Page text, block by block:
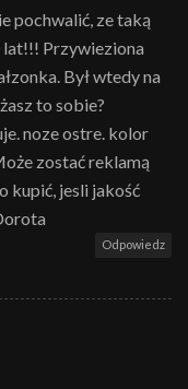
pochwalić, ze taką
Przywieziona
Był wtedy na
to sobie?
noze ostre. kolor
zostać reklamą
kupić, jesli jakość
Odpowiedz